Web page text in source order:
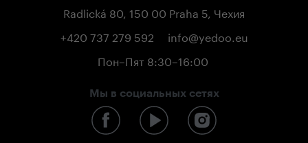
Radlická 80, 150 00 Praha 5, Чехия
+420 737 279 592
info@yedoo.eu
Пон–Пят 8:30–16:00
Мы в социальных сетях